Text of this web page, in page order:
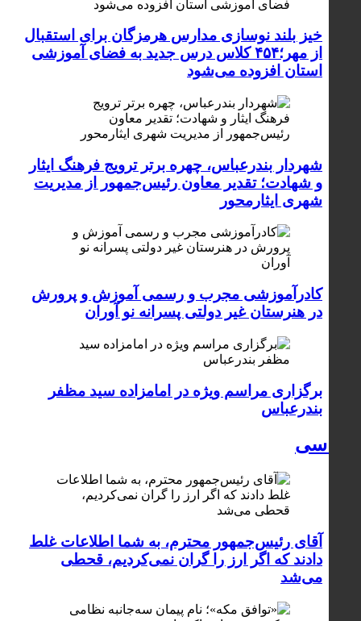
خیز بلند نوسازی مدارس هرمزگان برای استقبال
از مهر؛۴۵۴ کلاس درس جدید به فضای آموزشی
استان افزوده می‌شود
شهردار بندرعباس، چهره برتر ترویج فرهنگ ایثار
و شهادت؛ تقدیر معاون رئیس‌جمهور از مدیریت
شهری ایثارمحور
کادرآموزشی مجرب و رسمی آموزش و پرورش
در هنرستان غیر دولتی پسرانه نو آوران
برگزاری مراسم ویژه در امامزاده سید مظفر
بندرعباس
سیاسی
آقای رئیس‌جمهور محترم، به شما اطلاعات غلط
دادند که اگر ارز را گران نمی‌کردیم، قحطی
می‌شد